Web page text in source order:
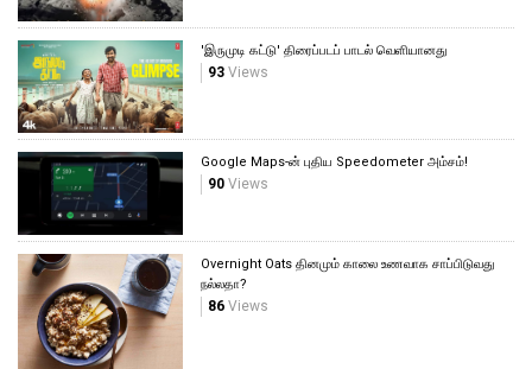
'இருமுடி கட்டு' திரைப்படப் பாடல் வெளியானது
93 Views
Google Maps-ன் புதிய Speedometer அம்சம்!
90 Views
Overnight Oats தினமும் காலை உணவாக சாப்பிடுவது
நல்லதா?
86 Views